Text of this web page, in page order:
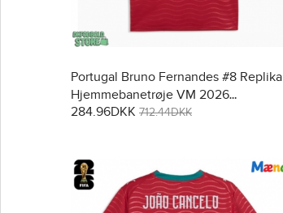
Portugal Bruno Fernandes #8 Replika
Hjemmebanetrøje VM 2026
Kortærmet
284.96DKK 712.44DKK